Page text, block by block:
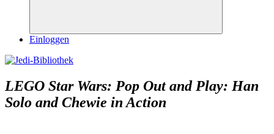
Suchen
Einloggen
LEGO Star Wars: Pop Out and Play: Han
Solo and Chewie in Action